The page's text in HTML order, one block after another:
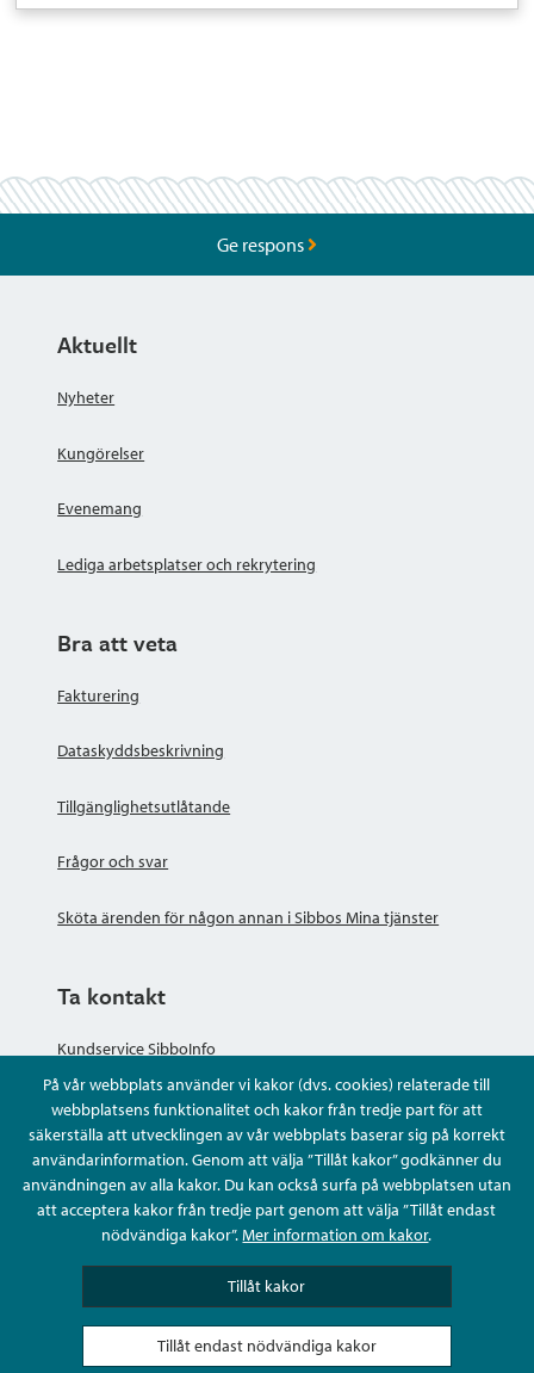
På vår webbplats använder vi kakor (dvs. cookies) relaterade till
webbplatsens funktionalitet och kakor från tredje part för att
säkerställa att utvecklingen av vår webbplats baserar sig på korrekt
användarinformation. Genom att välja ”Tillåt kakor” godkänner du
användningen av alla kakor. Du kan också surfa på webbplatsen utan
att acceptera kakor från tredje part genom att välja ”Tillåt endast
nödvändiga kakor”.Mer information om kakor.
Tillåt kakor
Tillåt endast nödvändiga kakor
Ge respons
Aktuellt
Nyheter
Kungörelser
Evenemang
Lediga arbetsplatser och rekrytering
Bra att veta
Fakturering
Dataskyddsbeskrivning
Tillgänglighetsutlåtande
Frågor och svar
Sköta ärenden för någon annan i Sibbos Mina tjänster
Ta kontakt
Kundservice SibboInfo
Ge anonym respons
Ställ en fråga eller sköta ditt ärende
Kontaktuppgifter